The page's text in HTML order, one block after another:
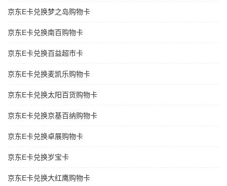
京东E卡兑换梦之岛购物卡
京东E卡兑换南百购物卡
京东E卡兑换百益超市卡
京东E卡兑换麦凯乐购物卡
京东E卡兑换太阳百货购物卡
京东E卡兑换京基百纳购物卡
京东E卡兑换卓展购物卡
京东E卡兑换岁宝卡
京东E卡兑换大红鹰购物卡